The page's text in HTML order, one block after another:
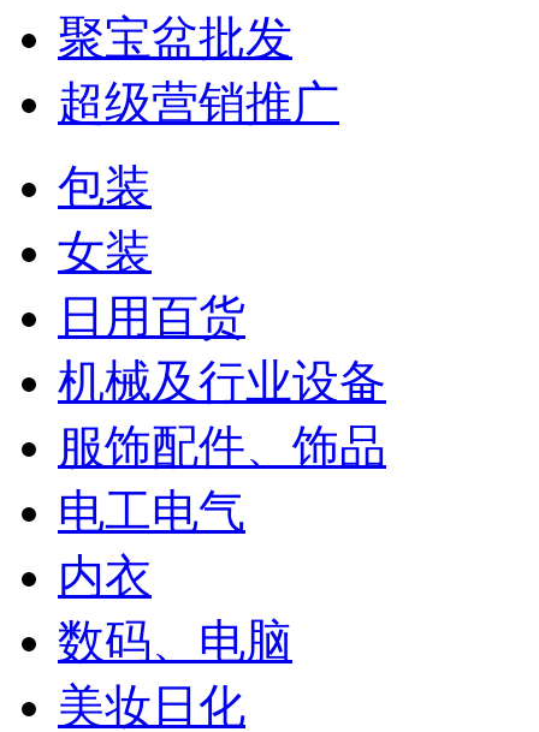
聚宝盆批发
超级营销推广
包装
女装
日用百货
机械及行业设备
服饰配件、饰品
电工电气
内衣
数码、电脑
美妆日化